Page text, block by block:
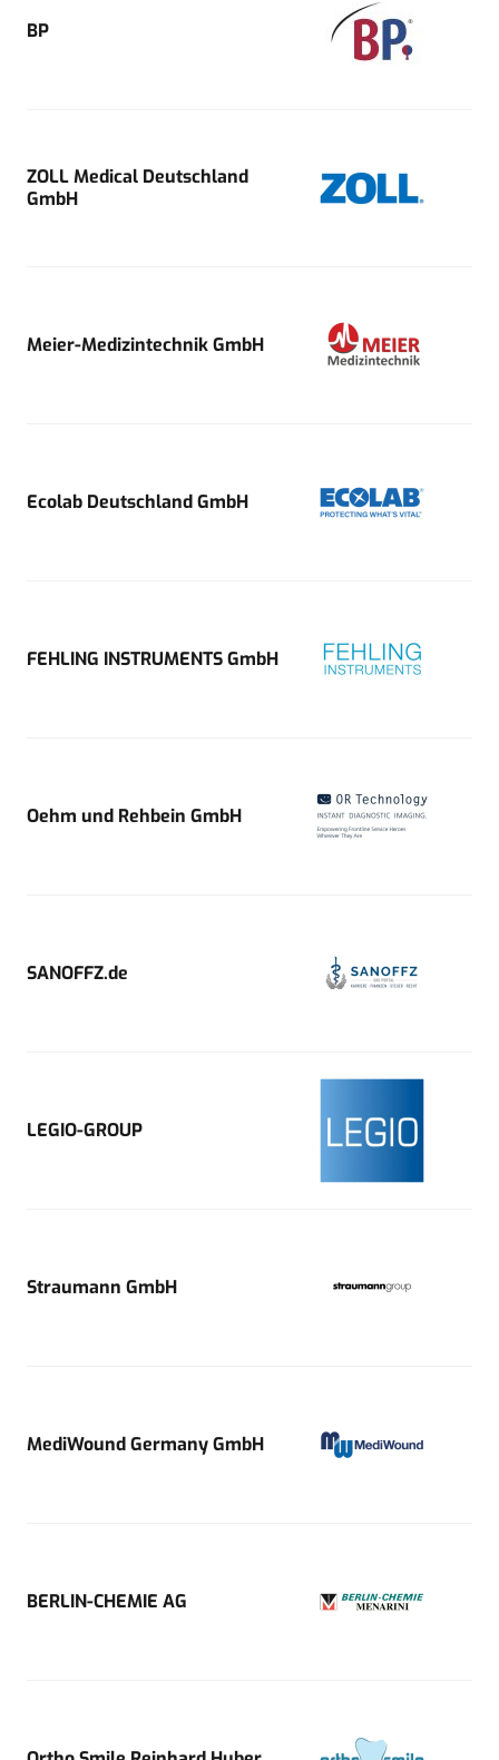
BP
ZOLL Medical Deutschland
GmbH
Meier-Medizintechnik GmbH
Ecolab Deutschland GmbH
FEHLING INSTRUMENTS GmbH
Oehm und Rehbein GmbH
SANOFFZ.de
LEGIO-GROUP
Straumann GmbH
MediWound Germany GmbH
BERLIN-CHEMIE AG